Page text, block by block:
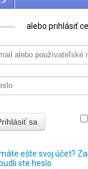
alebo prihlásiť
ešte svoj účet?
ste heslo